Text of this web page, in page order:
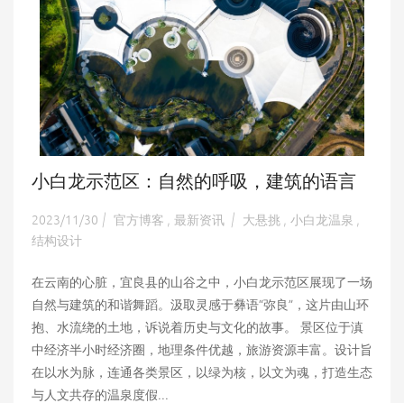
小白龙示范区：自然的呼吸，建筑的语言
2023/11/30 | 官方博客 最新资讯 | 大悬挑 小白龙温泉
结构设计
在云南的心脏，宜良县的山谷之中，小白龙示范区展现了一场
自然与建筑的和谐舞蹈。汲取灵感于彝语“弥良”，这片由山环
抱、水流绕的土地，诉说着历史与文化的故事。 景区位于滇
中经济半小时经济圈，地理条件优越，旅游资源丰富。设计旨
在以水为脉，连通各类景区，以绿为核，以文为魂，打造生态
与人文共存的温泉度假...